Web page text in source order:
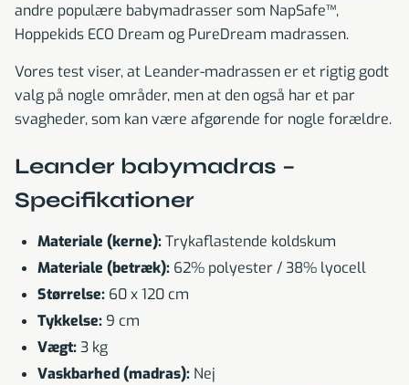
andre populære babymadrasser som NapSafe™,
Hoppekids ECO Dream og PureDream madrassen.
Vores test viser, at Leander-madrassen er et rigtig godt
valg på nogle områder, men at den også har et par
svagheder, som kan være afgørende for nogle forældre.
Leander babymadras –
Specifikationer
Materiale (kerne):Trykaflastende koldskum
Materiale (betræk): 62% polyester / 38% lyocell
Størrelse: 60 x 120 cm
Tykkelse: 9 cm
Vægt:3 kg
Vaskbarhed (madras): Nej